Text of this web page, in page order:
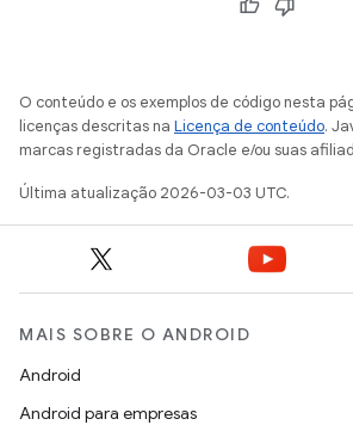
O conteúdo e os exemplos de código nesta
licenças descritas na Licença de conteúdo.
marcas registradas da Oracle e/ou suas
Última atualização 2026-03-03 UTC.
MAIS SOBRE O ANDROID
Android
Android para empresas